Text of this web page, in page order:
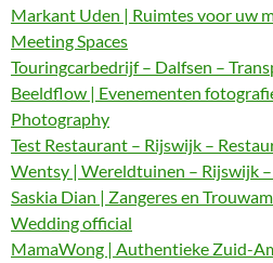
Markant Uden | Ruimtes voor uw
Meeting Spaces
Touringcarbedrijf – Dalfsen –
Beeldflow | Evenementen
Photography
Test Restaurant – Rijswijk –
Wentsy | Wereldtuinen – Rijswijk
Saskia Dian | Zangeres en
Wedding official
MamaWong | Authentieke Zuid-